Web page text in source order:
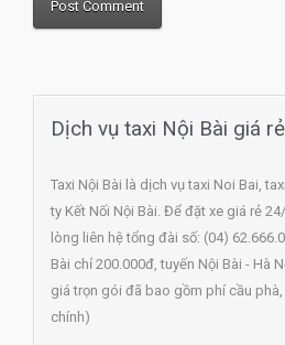
Dịch vụ taxi Nội Bài giá rẻ
Taxi Nội Bài là dịch vụ taxi Noi Bai,
ty Kết Nối Nội Bài. Để đặt xe giá rẻ
lòng liên hệ tổng đài số: (04)
Bài chỉ 200.000đ, tuyến Nội Bài - Hà
giá trọn gói đã bao gồm phí cầu
chính)